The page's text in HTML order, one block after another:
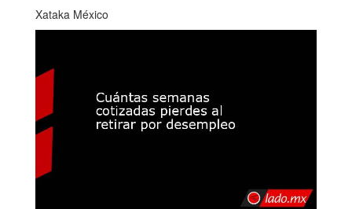
Xataka México